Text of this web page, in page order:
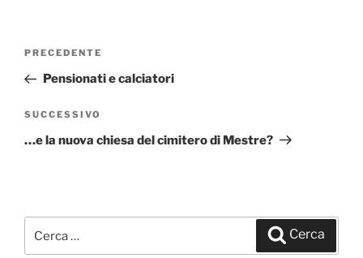
Navigazione
Articolo
precedente:
PRECEDENTE
Pensionati e calciatori
Articolo
successivo
SUCCESSIVO
…e la nuova chiesa del cimitero di Mestre?
Cerca